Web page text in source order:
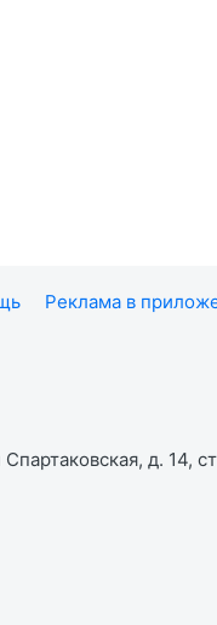
Реклама в
д. 14,